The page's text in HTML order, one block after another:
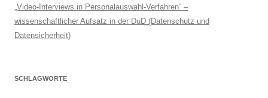
„Video-Interviews in Personalauswahl-Verfahren“ –
wissenschaftlicher Aufsatz in der DuD (Datenschutz und
Datensicherheit)
SCHLAGWORTE